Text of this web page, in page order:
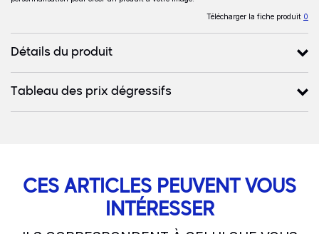
Télécharger la fiche produit 0
Détails du produit
Tableau des prix dégressifs
CES ARTICLES PEUVENT VOUS
INTÉRESSER